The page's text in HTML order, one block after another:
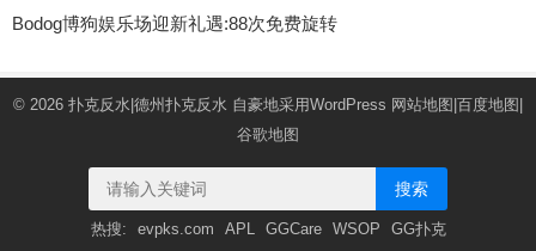
Bodog博狗娱乐场迎新礼遇:88次免费旋转
© 2026 扑克反水|德州扑克反水 自豪地采用WordPress 网站地图 百度地图
谷歌地图
搜索
热搜: evpks.com APL GGCare WSOP GG扑克